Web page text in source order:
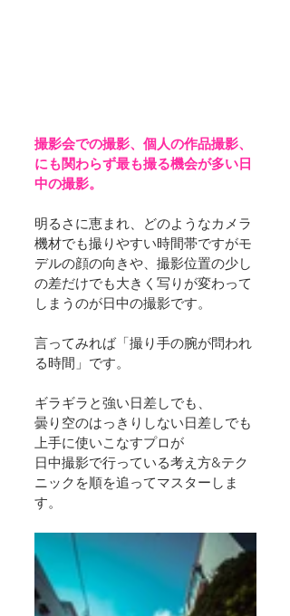
撮影会での撮影、個人の作品撮影、
にも関わらず最も撮る機会が多い日
中の撮影。
明るさに恵まれ、どのようなカメラ
機材でも撮りやすい時間帯ですがモ
デルの顔の向きや、撮影位置の少し
の差だけでも大きく写りが変わって
しまうのが日中の撮影です。
言ってみれば「撮り手の腕が問われ
る時間」です。
ギラギラと強い日差しでも、
曇り空のはっきりしない日差しでも
上手に使いこなすプロが
日中撮影で行っている考え方&テク
ニックを順を追ってマスターしま
す。